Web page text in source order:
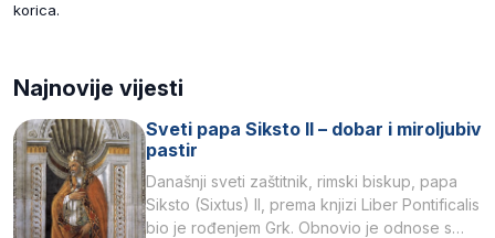
korica.
Najnovije vijesti
Sveti papa Siksto II – dobar i miroljubiv
pastir
Današnji sveti zaštitnik, rimski biskup, papa
Siksto (Sixtus) II, prema knjizi Liber Pontificalis
bio je rođenjem Grk. Obnovio je odnose s